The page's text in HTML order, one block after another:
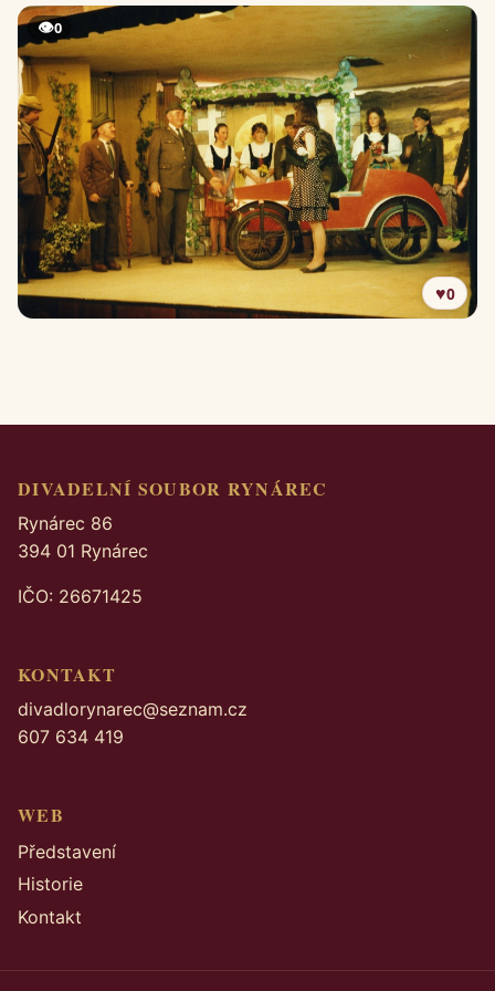
👁0
♥0
DIVADELNÍ SOUBOR RYNÁREC
Rynárec 86
394 01 Rynárec
IČO: 26671425
KONTAKT
divadlorynarec@seznam.cz
607 634 419
WEB
Představení
Historie
Kontakt